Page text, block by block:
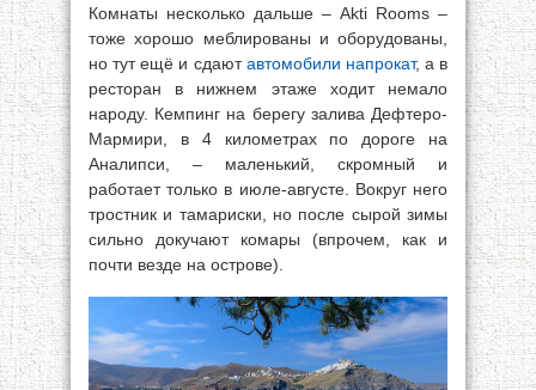
Комнаты несколько дальше – Akti Rooms –
тоже хорошо меблированы и оборудованы,
но тут ещё и сдаютавтомобили напрокат, а в
ресторан в нижнем этаже ходит немало
народу. Кемпинг на берегу залива Дефтеро-
Мармири, в 4 километрах по дороге на
Аналипси, – маленький, скромный и
работает только в июле-августе. Вокруг него
тростник и тамариски, но после сырой зимы
сильно докучают комары (впрочем, как и
почти везде на острове).